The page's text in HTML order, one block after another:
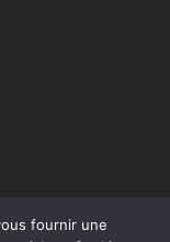
fournir une